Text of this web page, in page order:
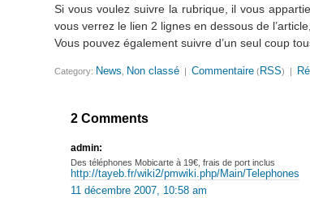
Si vous voulez suivre la rubrique, il vous
vous verrez le lien 2 lignes en dessous de
Vous pouvez également suivre d’un seul coup
Category: News Non classé |Commentaire (RSS) |
2 Comments
admin:
Des téléphones Mobicarte à 19€, frais de port inclus
http://tayeb.fr/wiki2/pmwiki.php/Main/Telephones
11 décembre 2007, 10:58 am